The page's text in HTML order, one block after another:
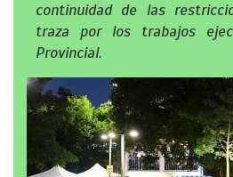
continuidad de las
traza por los trabajos
Provincial.